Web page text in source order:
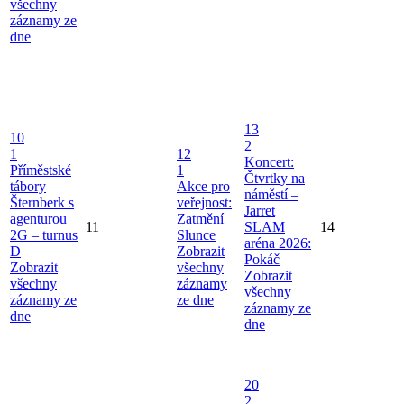
všechny
záznamy ze
dne
10
1
Příměstské
tábory
Šternberk s
agenturou
2G – turnus
D
Zobrazit
všechny
záznamy ze
dne
11
12
1
Akce pro
veřejnost:
Zatmění
Slunce
Zobrazit
všechny
záznamy
ze dne
13
2
Koncert:
Čtvrtky na
náměstí –
Jarret
SLAM
aréna 2026:
Pokáč
Zobrazit
všechny
záznamy ze
dne
14
20